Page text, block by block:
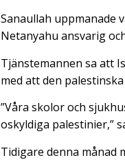
Sanaullah uppmanade
Netanyahu ansvarig
Tjänstemannen sa att
med att den
”Våra skolor och
oskyldiga palestinier,”
Tidigare denna månad